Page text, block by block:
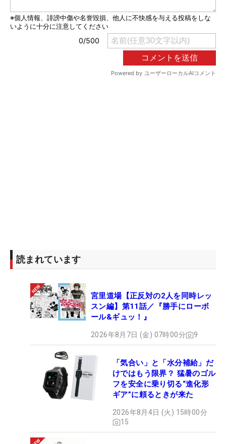
読まれています
宮里道場【正反対の2人を同時レッ
スン編】第11話／『勝手にローボ
ール&ギュッ！』
2026年8月7日 (金) 07時00分 9
「気合い」と「水分補給」だ
けではもう限界？ 猛暑のゴル
フを安全に乗り切る“進化形
ギア”に頼るときが来た
2026年8月4日 (火) 15時00分
15